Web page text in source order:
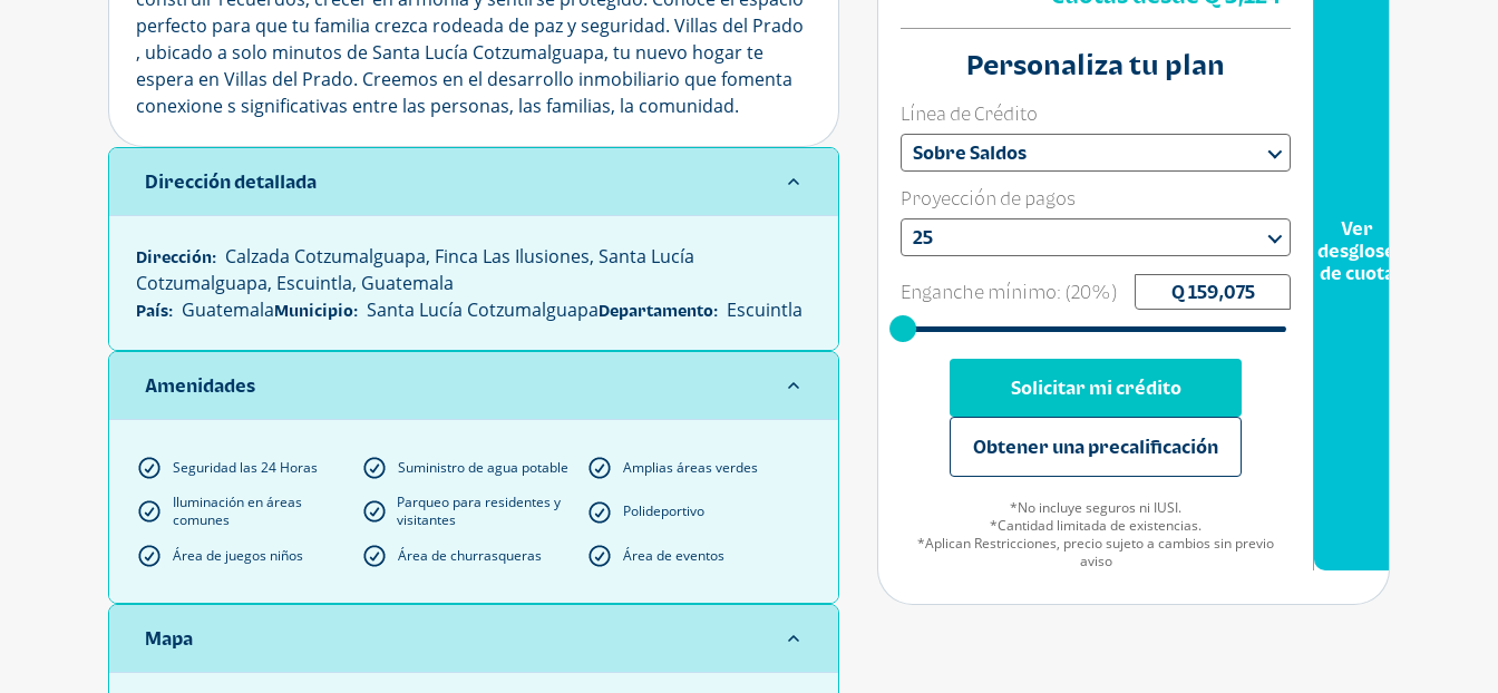
perfecto para que tu familia crezca rodeada de paz y seguridad. Villas del Prado
, ubicado a solo minutos de Santa Lucía Cotzumalguapa, tu nuevo hogar te
espera en Villas del Prado. Creemos en el desarrollo inmobiliario que fomenta
conexione s significativas entre las personas, las familias, la comunidad.
Dirección detallada
Dirección: Calzada Cotzumalguapa, Finca Las Ilusiones, Santa Lucía
Cotzumalguapa, Escuintla, Guatemala
País: GuatemalaMunicipio: Santa Lucía CotzumalguapaDepartamento: Escuintla
Amenidades
Seguridad las 24 Horas Suministro de agua potable
Amplias áreas verdes
Iluminación en áreas
comunes
Parqueo para residentes y
visitantes
Polideportivo
Área de juegos niños Área de churrasqueras Área de eventos
Mapa
Personaliza tu plan
Línea de Crédito
Sobre Saldos
Proyección de pagos
25
Enganche mínimo: (20%)
Solicitar mi crédito
Obtener una precalificación
*No incluye seguros ni IUSI.
*Cantidad limitada de existencias.
*Aplican Restricciones, precio sujeto a cambios sin previo
aviso
Ver
desglose
de cuota